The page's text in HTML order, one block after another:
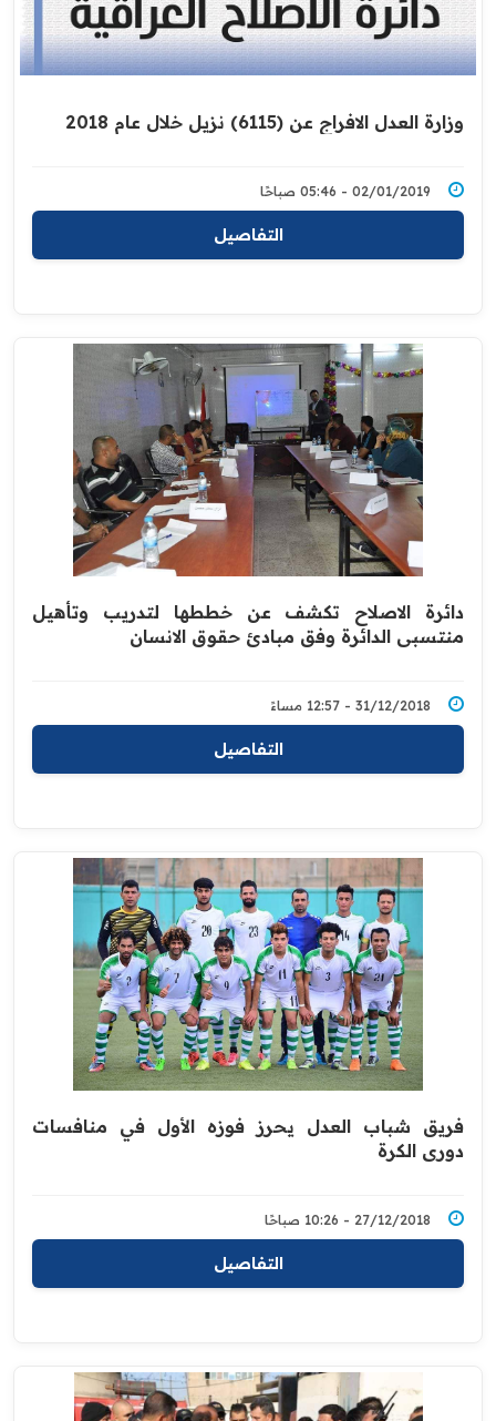
وزارة العدل الافراج عن (6115) نزيل خلال عام 2018
02/01/2019 - 05:46 صباحًا
التفاصيل
دائرة الاصلاح تكشف عن خططها لتدريب وتأهيل
منتسبي الدائرة وفق مبادئ حقوق الانسان
31/12/2018 - 12:57 مساءً
التفاصيل
فريق شباب العدل يحرز فوزه الأول في منافسات
دوري الكرة
27/12/2018 - 10:26 صباحًا
التفاصيل